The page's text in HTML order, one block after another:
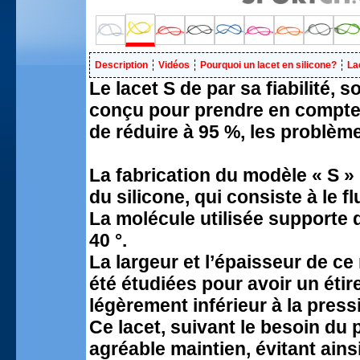
Description Vidéos Pourquoi un lacet en silicone?
Le lacet S de par sa fiabilité,
conçu pour prendre en
de réduire à 95 %, les
La fabrication du modèle « S
du silicone, qui consiste à le
La molécule utilisée supporte
40 °.
La largeur et l’épaisseur de
été étudiées pour avoir un
légèrement inférieur à la
Ce lacet, suivant le besoin du
agréable maintien, évitant